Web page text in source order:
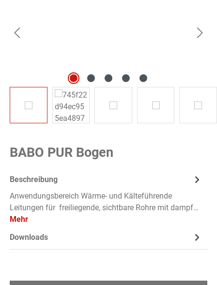
BABO PUR Bogen
Beschreibung
Anwendungsbereich Wärme- und Kälteführende
Leitungen für freiliegende, sichtbare Rohre mit dampf…
Mehr
Downloads